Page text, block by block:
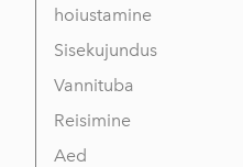
hoiustamine
Sisekujundus
Vannituba
Reisimine
Aed